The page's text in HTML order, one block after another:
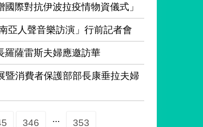
際對抗伊波拉疫情物資儀式」
亞人聲音樂訪演」行前記者會
羅薩雷斯夫婦應邀訪華
消費者保護部部長康垂拉夫婦
346 ... 353